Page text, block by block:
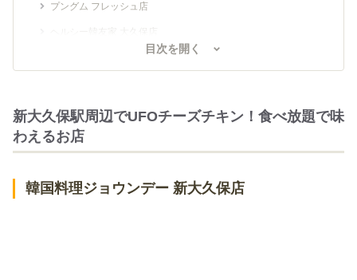
プングム フレッシュ店
ヘルシー韓友家 大久保店
でりかおんどる 新大久保本店
プングム 新大久保本店
韓国料理 ホンデポチャ 新大久保本店
目次を開く
新大久保駅周辺でUFOチーズチキン！食べ放題で味
わえるお店
韓国料理ジョウンデー 新大久保店